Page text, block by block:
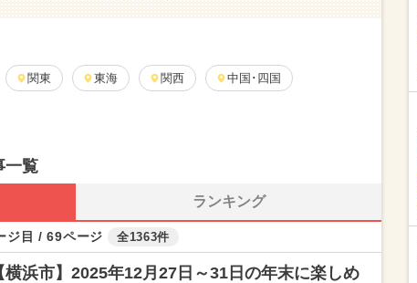
関東 東海 関西 中国･四国
一覧
ランキング
ジ目 / 69ページ 全1363件
横浜市】2025年12月27日～31日の年末に楽しめ